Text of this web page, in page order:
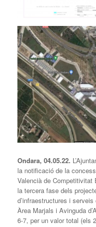
Ondara, 04.05.22.
la notificació de la
Valencià de Competitivitat
la tercera fase dels
d’infraestructures i
Àrea Marjals i Avinguda
6-7, per un valor total (els